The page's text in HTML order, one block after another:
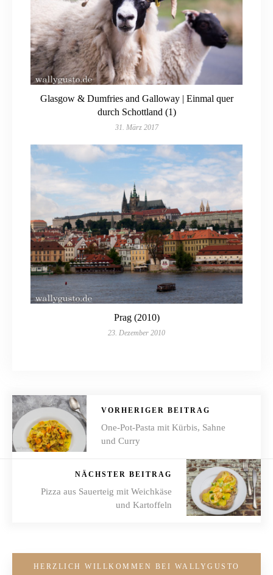
Glasgow & Dumfries and Galloway | Einmal quer
durch Schottland (1)
31. März 2017
Prag (2010)
23. Dezember 2010
VORHERIGER BEITRAG
One-Pot-Pasta mit Kürbis, Sahne
und Curry
NÄCHSTER BEITRAG
Pizza aus Sauerteig mit Weichkäse
und Kartoffeln
HERZLICH WILLKOMMEN BEI WALLYGUSTO